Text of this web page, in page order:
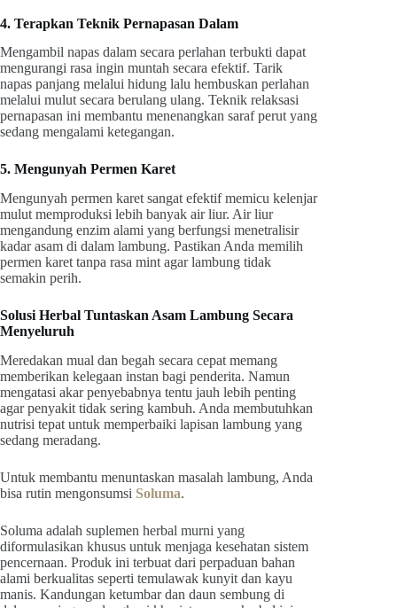
4. Terapkan Teknik Pernapasan Dalam
Mengambil napas dalam secara perlahan terbukti dapat
mengurangi rasa ingin muntah secara efektif. Tarik
napas panjang melalui hidung lalu hembuskan perlahan
melalui mulut secara berulang ulang. Teknik relaksasi
pernapasan ini membantu menenangkan saraf perut yang
sedang mengalami ketegangan.
5. Mengunyah Permen Karet
Mengunyah permen karet sangat efektif memicu kelenjar
mulut memproduksi lebih banyak air liur. Air liur
mengandung enzim alami yang berfungsi menetralisir
kadar asam di dalam lambung. Pastikan Anda memilih
permen karet tanpa rasa mint agar lambung tidak
semakin perih.
Solusi Herbal Tuntaskan Asam Lambung Secara
Menyeluruh
Meredakan mual dan begah secara cepat memang
memberikan kelegaan instan bagi penderita. Namun
mengatasi akar penyebabnya tentu jauh lebih penting
agar penyakit tidak sering kambuh. Anda membutuhkan
nutrisi tepat untuk memperbaiki lapisan lambung yang
sedang meradang.
Untuk membantu menuntaskan masalah lambung, Anda
bisa rutin mengonsumsi Soluma.
Soluma adalah suplemen herbal murni yang
diformulasikan khusus untuk menjaga kesehatan sistem
pencernaan. Produk ini terbuat dari perpaduan bahan
alami berkualitas seperti temulawak kunyit dan kayu
manis. Kandungan ketumbar dan daun sembung di